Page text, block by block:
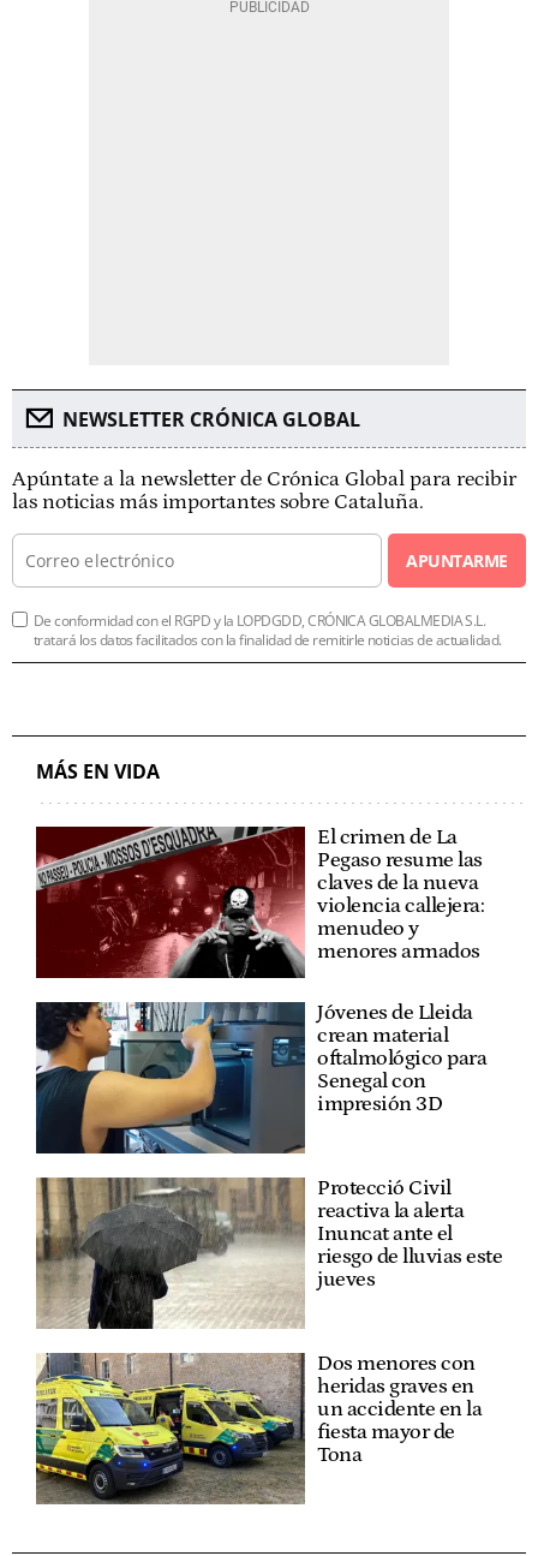
NEWSLETTER CRÓNICA GLOBAL
Apúntate a la newsletter de Crónica Global para recibir
las noticias más importantes sobre Cataluña.
APUNTARME
De conformidad con el RGPD y la LOPDGDD, CRÓNICA GLOBALMEDIA S.L.
tratará los datos facilitados con la finalidad de remitirle noticias de actualidad.
MÁS EN VIDA
El crimen de La
Pegaso resume las
claves de la nueva
violencia callejera:
menudeo y
menores armados
Jóvenes de Lleida
crean material
oftalmológico para
Senegal con
impresión 3D
Protecció Civil
reactiva la alerta
Inuncat ante el
riesgo de lluvias este
jueves
Dos menores con
heridas graves en
un accidente en la
fiesta mayor de
Tona